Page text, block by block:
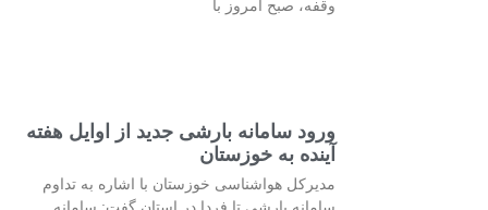
وقفه، صبح امروز با
ورود سامانه بارشی جدید از اوایل هفته
آینده به خوزستان
مدیرکل هواشناسی خوزستان با اشاره به تداوم